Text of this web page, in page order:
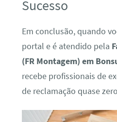
Sucesso
Em conclusão, quando
portal e é atendido pela
(FR Montagem) em
recebe profissionais de
de reclamação quase